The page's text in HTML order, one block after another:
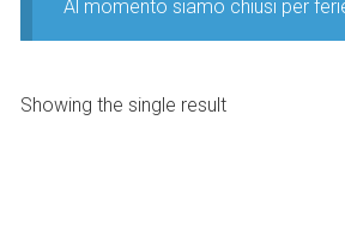
Al momento siamo chiusi per
Showing the single result